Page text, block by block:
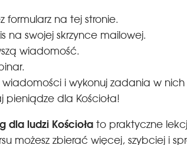
formularz na tej stronie.
na swojej skrzynce mailowej.
wiadomość.
i wykonuj zadania w
pieniądze dla Kościoła!
dla ludzi Kościoła to praktyczne
możesz zbierać więcej, szybciej i